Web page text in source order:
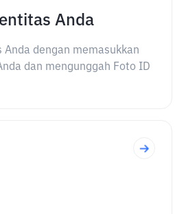
Anda
dengan memasukkan
dan mengunggah Foto ID